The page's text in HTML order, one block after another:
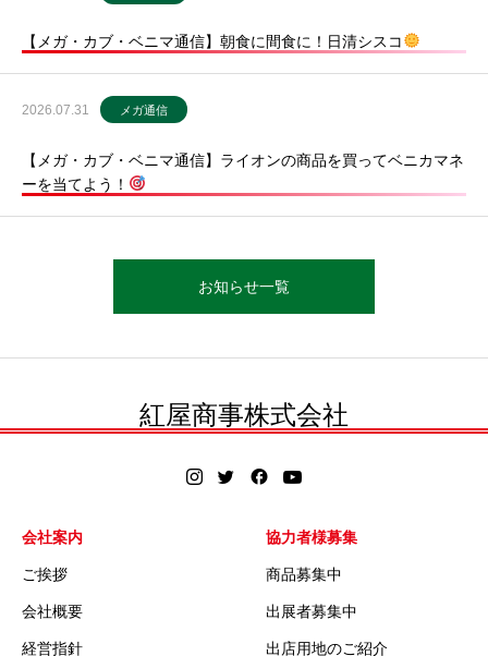
【メガ・カブ・ベニマ通信】朝食に間食に！日清シスコ
2026.07.31 メガ通信
【メガ・カブ・ベニマ通信】ライオンの商品を買ってベニカマネ
ーを当てよう！
お知らせ一覧
紅屋商事株式会社
会社案内
ご挨拶
会社概要
経営指針
協力者様募集
商品募集中
出展者募集中
出店用地のご紹介